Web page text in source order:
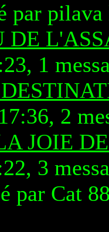
par pilava
DE
1
2
JOIE
3
par Cat